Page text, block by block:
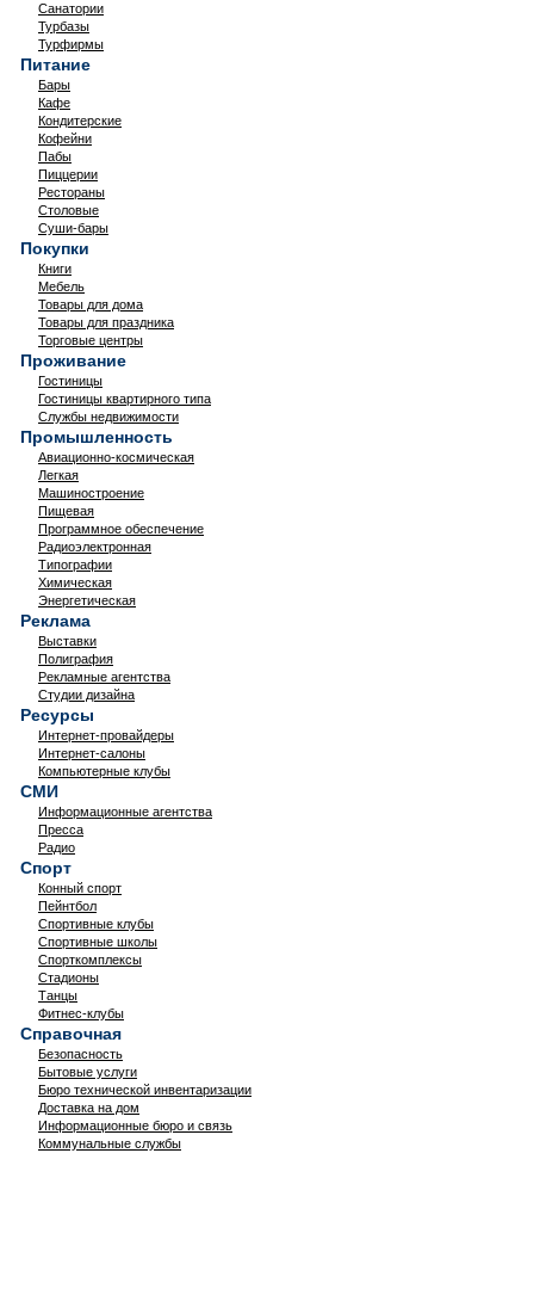
Санатории
Турбазы
Турфирмы
Питание
Бары
Кафе
Кондитерские
Кофейни
Пабы
Пиццерии
Рестораны
Столовые
Суши-бары
Покупки
Книги
Мебель
Товары для дома
Товары для праздника
Торговые центры
Проживание
Гостиницы
Гостиницы квартирного типа
Службы недвижимости
Промышленность
Авиационно-космическая
Легкая
Машиностроение
Пищевая
Программное обеспечение
Радиоэлектронная
Типографии
Химическая
Энергетическая
Реклама
Выставки
Полиграфия
Рекламные агентства
Студии дизайна
Ресурсы
Интернет-провайдеры
Интернет-салоны
Компьютерные клубы
СМИ
Информационные агентства
Пресса
Радио
Спорт
Конный спорт
Пейнтбол
Спортивные клубы
Спортивные школы
Спорткомплексы
Стадионы
Танцы
Фитнес-клубы
Справочная
Безопасность
Бытовые услуги
Бюро технической инвентаризации
Доставка на дом
Информационные бюро и связь
Коммунальные службы